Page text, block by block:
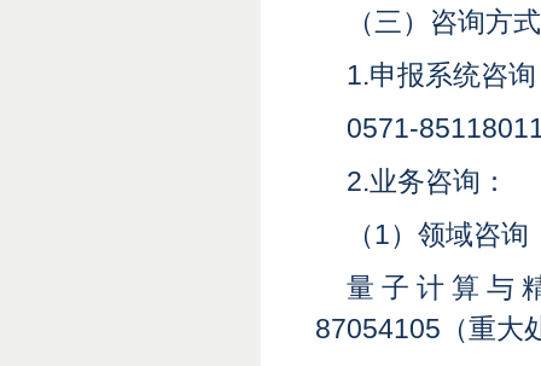
（三）咨询方式
1.申报系统咨
0571-
2.业务咨询：
（1）领域咨询
量子计算与
87054105（重大